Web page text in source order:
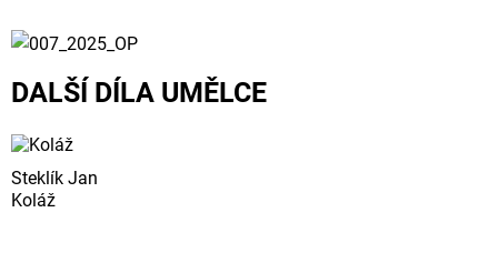
DALŠÍ DÍLA UMĚLCE
Steklík Jan
Koláž